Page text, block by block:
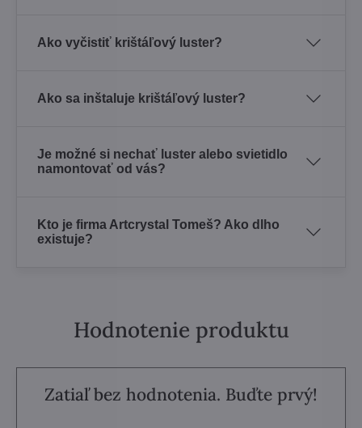
Ako vyčistiť krištáľový luster?
Ako sa inštaluje krištáľový luster?
Je možné si nechať luster alebo svietidlo
namontovať od vás?
Kto je firma Artcrystal Tomeš? Ako dlho
existuje?
Hodnotenie produktu
Zatiaľ bez hodnotenia. Buďte prvý!